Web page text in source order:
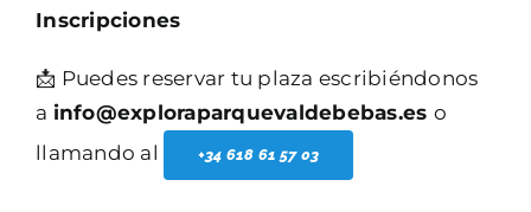
Inscripciones
📩 Puedes reservar tu plaza escribiéndonos
a info@exploraparquevaldebebas.es o
llamando al
+34 618 61 57 03